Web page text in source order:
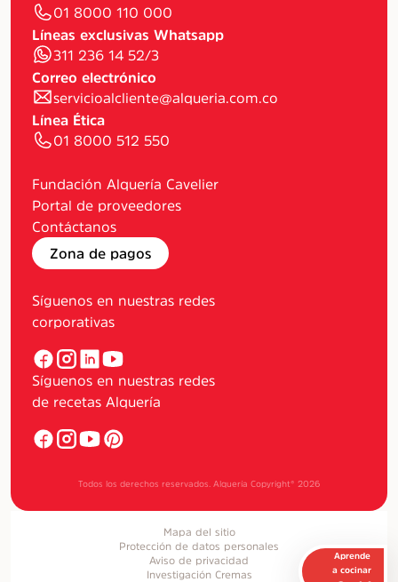
01 8000 110 000
Líneas exclusivas Whatsapp
311 236 14 52/3
Correo electrónico
servicioalcliente@alqueria.com.co
Línea Ética
01 8000 512 550
Fundación Alquería Cavelier
Portal de proveedores
Contáctanos
Zona de pagos
Síguenos en nuestras redes
corporativas
Síguenos en nuestras redes
de recetas Alquería
Todos los derechos reservados. Alquería Copyright® 2026
Mapa del sitio
Protección de datos personales
Aviso de privacidad
Investigación Cremas
Aprende
a cocinar